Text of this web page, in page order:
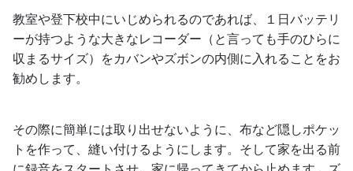
教室や登下校中にいじめられるのであれば、１日バッテリ
ーが持つような大きなレコーダー（と言っても手のひらに
収まるサイズ）をカバンやズボンの内側に入れることをお
勧めします。
その際に簡単には取り出せないように、布など隠しポケッ
トを作って、縫い付けるようにします。そして家を出る前